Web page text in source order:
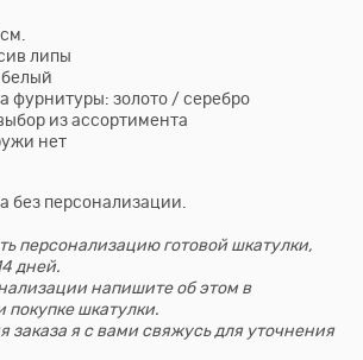
липы
белый
фурнитуры: золото / серебро
из ассортимента
нет
без персонализации.
персонализацию готовой шкатулки,
дней.
напишите об этом в
покупке шкатулки.
заказа я с вами свяжусь для уточнения